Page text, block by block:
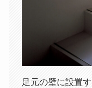
足元の壁に設置す